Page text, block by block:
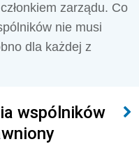
zarządu. Co
nie musi
dla każdej z
wspólników